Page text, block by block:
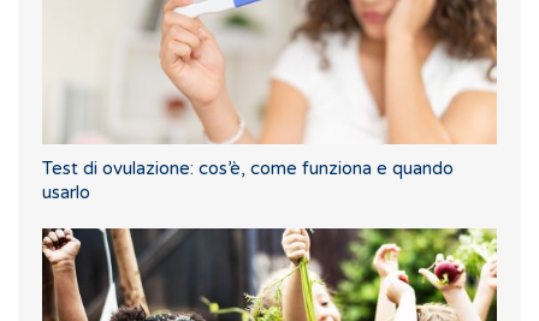
Test di ovulazione: cos’è, come funziona e quando
usarlo